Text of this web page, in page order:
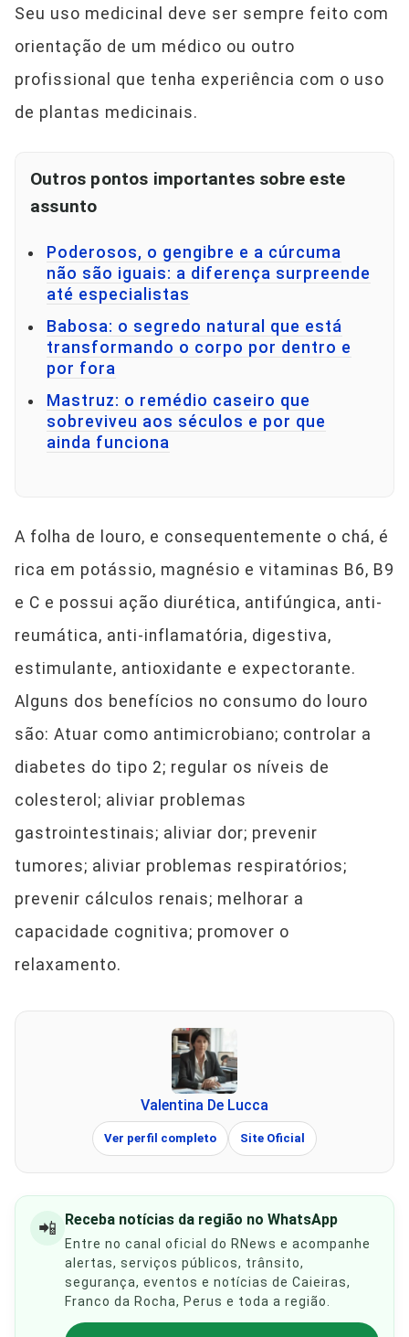
Seu uso medicinal deve ser sempre feito com
orientação de um médico ou outro
profissional que tenha experiência com o uso
de plantas medicinais.
Outros pontos importantes sobre este
assunto
Poderosos, o gengibre e a cúrcuma
não são iguais: a diferença surpreende
até especialistas
Babosa: o segredo natural que está
transformando o corpo por dentro e
por fora
Mastruz: o remédio caseiro que
sobreviveu aos séculos e por que
ainda funciona
A folha de louro, e consequentemente o chá, é
rica em potássio, magnésio e vitaminas B6, B9
e C e possui ação diurética, antifúngica, anti-
reumática, anti-inflamatória, digestiva,
estimulante, antioxidante e expectorante.
Alguns dos benefícios no consumo do louro
são: Atuar como antimicrobiano; controlar a
diabetes do tipo 2; regular os níveis de
colesterol; aliviar problemas
gastrointestinais; aliviar dor; prevenir
tumores; aliviar problemas respiratórios;
prevenir cálculos renais; melhorar a
capacidade cognitiva; promover o
relaxamento.
Valentina De Lucca
Ver perfil completo Site Oficial
📲 Receba notícias da região no WhatsApp
Entre no canal oficial do RNews e acompanhe
alertas, serviços públicos, trânsito,
segurança, eventos e notícias de Caieiras,
Franco da Rocha, Perus e toda a região.